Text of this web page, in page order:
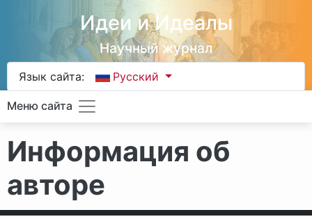
Идеи и Идеалы
Научный журнал
Язык сайта: Русский
Меню сайта
Информация об
авторе